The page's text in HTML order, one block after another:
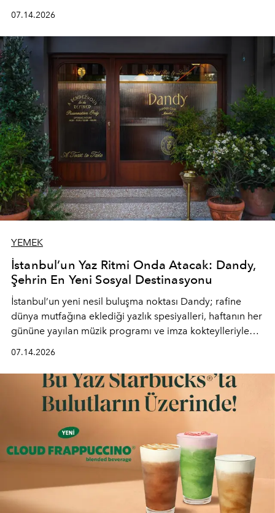
mutfağını modern dokunuşlarla müzikle buluşturan
tematik gastronomi geceleri misafirlerle buluşuyor.
Paylaşıma, lezzete ve müziğe odaklanan bu özel
akşamlar, YAZ’ın sade lüks anlayışını gün batımından
geceye taşıyarak her hafta farklı bir deneyim sunuyor.
07.14.2026
YEMEK
İstanbul’un Yaz Ritmi Onda Atacak: Dandy,
Şehrin En Yeni Sosyal Destinasyonu
İstanbul’un yeni nesil buluşma noktası Dandy; rafine
dünya mutfağına eklediği yazlık spesiyalleri, haftanın her
gününe yayılan müzik programı ve imza kokteylleriyle
lüks" anlayışıyla buluşturan mekan; gurme lezzetleri, iyi
müziği ve açık havadaki özel puro alanını tek bir çatı
altında sunuyor.
07.14.2026